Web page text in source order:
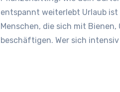
entspannt weiterlebt Urlaub
Menschen, die sich mit
beschäftigen. Wer sich